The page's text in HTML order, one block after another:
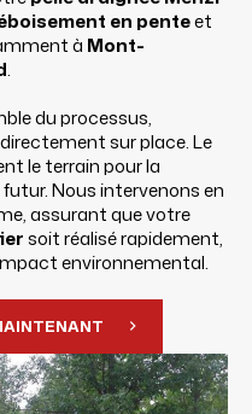
en penteet
à Mont-
.
du processus,
sur place. Le
le terrain pour la
Nous intervenons en
assurant que votre
soit réalisé rapidement,
environnemental.